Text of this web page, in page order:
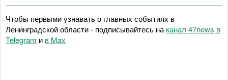
Чтобы первыми узнавать о главных событиях в
Ленинградской области - подписывайтесь на канал 47news в
Telegram и в Maх